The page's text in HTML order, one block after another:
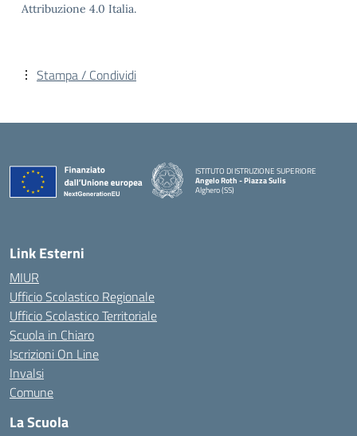
Attribuzione 4.0 Italia.
Stampa / Condividi
ISTITUTO DI ISTRUZIONE SUPERIORE
Angelo Roth - Piazza Sulis
Alghero (SS)
— Visita la pagina iniziale della scuola
Link Esterni
MIUR
Ufficio Scolastico Regionale
Ufficio Scolastico Territoriale
Scuola in Chiaro
Iscrizioni On Line
Invalsi
Comune
La Scuola